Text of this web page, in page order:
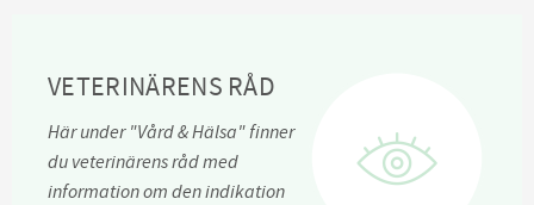
VETERINÄRENS RÅD
Här under "Vård & Hälsa" finner
du veterinärens råd med
information om den indikation